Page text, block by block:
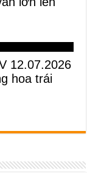
12.07.2026
hoa trái